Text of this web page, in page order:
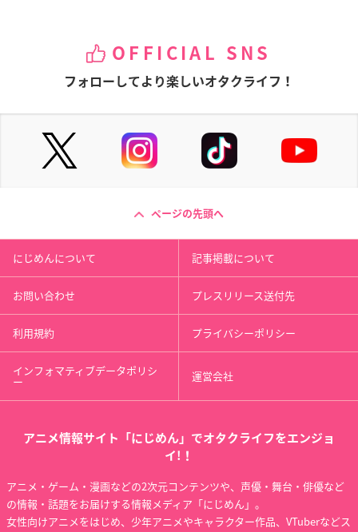
OFFICIAL SNS
フォローしてより楽しいオタクライフ！
ページの先頭へ
にじめんについて 記事掲載について
お問い合わせ プレスリリース送付先
利用規約 プライバシーポリシー
インフォマティブデータポリシ
ー 運営会社
アニメ情報サイト「にじめん」でオタクライフをエンジョ
イ!！
アニメ・ゲーム・漫画などの2次元コンテンツや、声優・舞台・俳優など
の情報・話題をお届けする情報メディア「にじめん」。
女性向けアニメをはじめ、少年アニメやキャラクター作品、VTuberなどス